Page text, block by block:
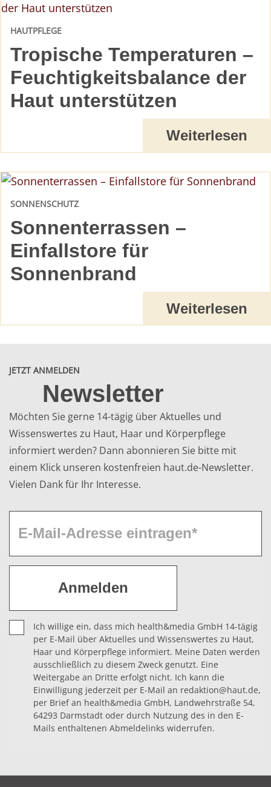
Tropische Temperaturen –
Feuchtigkeitsbalance der
Haut unterstützen
HAUTPFLEGE
Weiterlesen
Sonnenterrassen –
Einfallstore für
Sonnenbrand
SONNENSCHUTZ
Weiterlesen
JETZT ANMELDEN
Newsletter
Möchten Sie gerne 14-tägig über Aktuelles und
Wissenswertes zu Haut, Haar und Körperpflege
informiert werden? Dann abonnieren Sie bitte mit
einem Klick unseren kostenfreien haut.de-Newsletter.
Vielen Dank für Ihr Interesse.
Ich willige ein, dass mich health&media GmbH 14-tägig
per E-Mail über Aktuelles und Wissenswertes zu Haut,
Haar und Körperpflege informiert. Meine Daten werden
ausschließlich zu diesem Zweck genutzt. Eine
Weitergabe an Dritte erfolgt nicht. Ich kann die
Einwilligung jederzeit per E-Mail an redaktion@haut.de,
per Brief an health&media GmbH, Landwehrstraße 54,
64293 Darmstadt oder durch Nutzung des in den E-
Mails enthaltenen Abmeldelinks widerrufen.